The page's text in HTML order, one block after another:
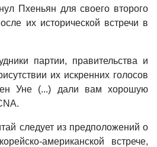
Пхеньян для своего второго
их исторической встречи в
партии, правительства и
их искренних голосов
Уне (...) дали вам хорошую
следует из предположений о
американской встрече,